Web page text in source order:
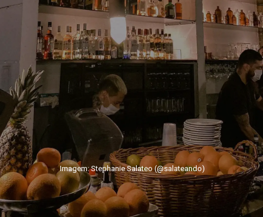
Imagem: Stephanie Salateo (@salateando)